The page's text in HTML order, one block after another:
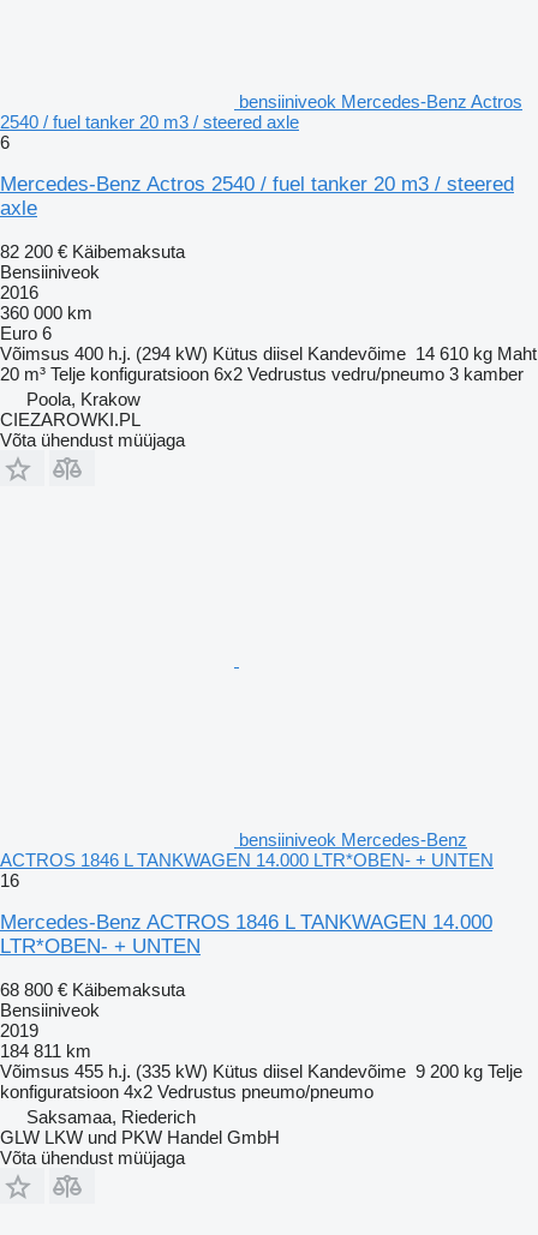
bensiiniveok Mercedes-Benz Actros
2540 / fuel tanker 20 m3 / steered axle
6
Mercedes-Benz Actros 2540 / fuel tanker 20 m3 / steered
axle
82 200 € Käibemaksuta
Bensiiniveok
2016
360 000 km
Euro 6
Võimsus 400 h.j. (294 kW) Kütus diisel Kandevõime 14 610 kg Maht
20 m³ Telje konfiguratsioon 6x2 Vedrustus vedru/pneumo 3 kamber
Poola, Krakow
CIEZAROWKI.PL
Võta ühendust müüjaga
bensiiniveok Mercedes-Benz
ACTROS 1846 L TANKWAGEN 14.000 LTR*OBEN- + UNTEN
16
Mercedes-Benz ACTROS 1846 L TANKWAGEN 14.000
LTR*OBEN- + UNTEN
68 800 € Käibemaksuta
Bensiiniveok
2019
184 811 km
Võimsus 455 h.j. (335 kW) Kütus diisel Kandevõime 9 200 kg Telje
konfiguratsioon 4x2 Vedrustus pneumo/pneumo
Saksamaa, Riederich
GLW LKW und PKW Handel GmbH
Võta ühendust müüjaga